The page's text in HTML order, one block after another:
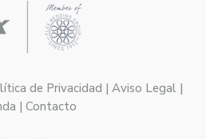
de Privacidad | Aviso Legal |
| Contacto